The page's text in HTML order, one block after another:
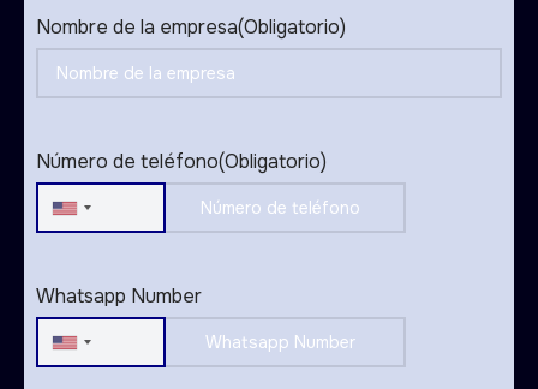
Nombre de la empresa(Obligatorio)
Número de teléfono(Obligatorio)
United
Whatsapp Number
United